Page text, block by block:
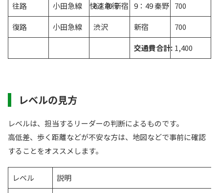
往路 小田急線 快速急行
8：40 新宿 9：49 秦野 700
復路 小田急線 渋沢 新宿 700
交通費合計: 1,400
レベルの見方
レベルは、担当するリーダーの判断によるものです。
高低差、歩く距離などが不安な方は、地図などで事前に確認
することをオススメします。
レベル 説明